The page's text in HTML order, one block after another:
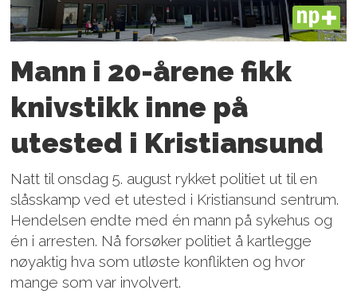
PLUS
Mann i 20-årene fikk
knivstikk inne på
utested i Kristiansund
Natt til onsdag 5. august rykket politiet ut til en
slåsskamp ved et utested i Kristiansund sentrum.
Hendelsen endte med én mann på sykehus og
én i arresten. Nå forsøker politiet å kartlegge
nøyaktig hva som utløste konflikten og hvor
mange som var involvert.